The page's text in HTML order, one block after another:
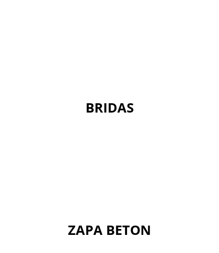
BRIDAS
ZAPA BETON